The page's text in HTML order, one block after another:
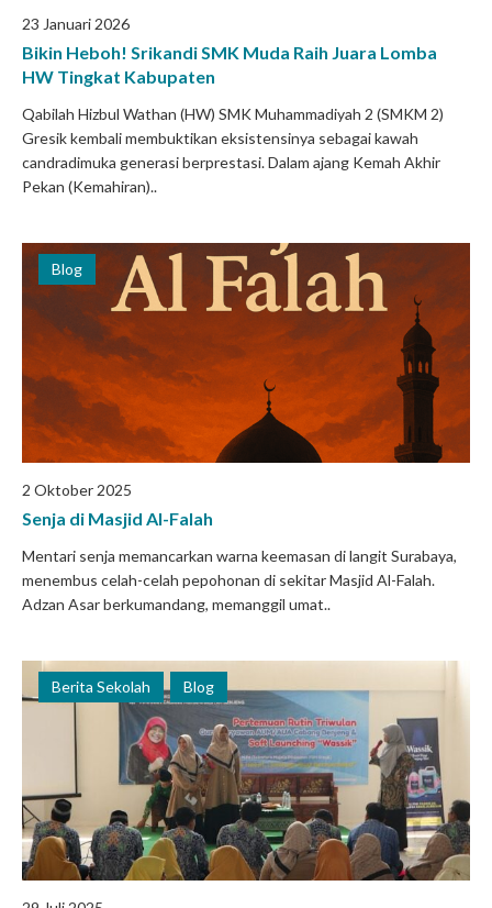
23 Januari 2026
Bikin Heboh! Srikandi SMK Muda Raih Juara Lomba
HW Tingkat Kabupaten
Qabilah Hizbul Wathan (HW) SMK Muhammadiyah 2 (SMKM 2)
Gresik kembali membuktikan eksistensinya sebagai kawah
candradimuka generasi berprestasi. Dalam ajang Kemah Akhir
Pekan (Kemahiran)..
Blog
2 Oktober 2025
Senja di Masjid Al-Falah
Mentari senja memancarkan warna keemasan di langit Surabaya,
menembus celah-celah pepohonan di sekitar Masjid Al-Falah.
Adzan Asar berkumandang, memanggil umat..
Berita Sekolah Blog